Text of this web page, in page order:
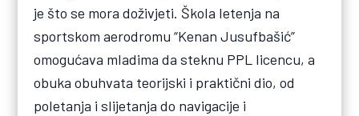
je što se mora doživjeti. Škola letenja na
sportskom aerodromu “Kenan Jusufbašić”
omogućava mladima da steknu PPL licencu, a
obuka obuhvata teorijski i praktični dio, od
poletanja i slijetanja do navigacije i